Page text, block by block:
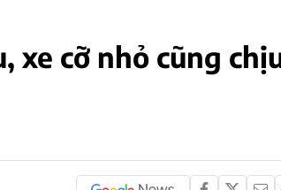
xe cỡ nhỏ cũng